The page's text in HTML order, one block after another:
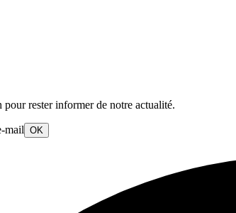
rester informer de notre actualité.
mail